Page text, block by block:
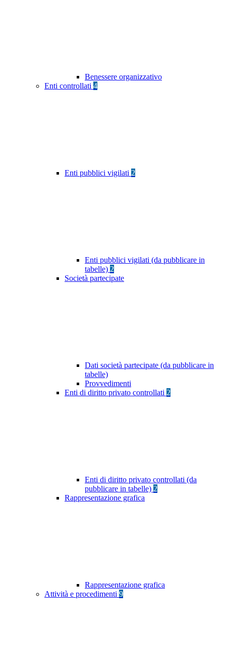
Benessere organizzativo
Enti controllati 4
Enti pubblici vigilati 2
Enti pubblici vigilati (da pubblicare in
tabelle) 2
Società partecipate
Dati società partecipate (da pubblicare in
tabelle)
Provvedimenti
Enti di diritto privato controllati 2
Enti di diritto privato controllati (da
pubblicare in tabelle) 2
Rappresentazione grafica
Rappresentazione grafica
Attività e procedimenti 9